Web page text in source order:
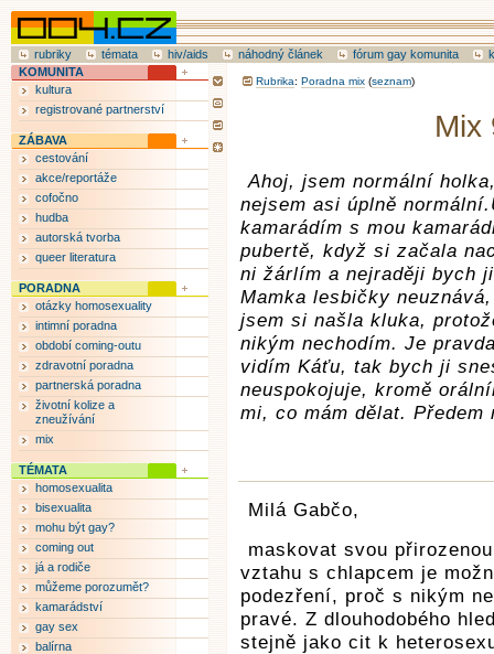
rubriky témata hiv/aids náhodný článek fórum gay komunita
Rubrika: Poradna mix (seznam)
Mix
Ahoj, jsem normální
nejsem asi úplně
kamarádím s mou
pubertě, když si začala
ni žárlím a nejraději bych
Mamka lesbičky
jsem si našla kluka,
nikým nechodím. Je
vidím Káťu, tak bych ji
neuspokojuje, kromě
mi, co mám dělat. Předem
Milá Gabčo,
maskovat svou
vztahu s chlapcem je
podezření, proč s nikým
pravé. Z dlouhodobého
stejně jako cit k
KOMUNITA
kultura
registrované partnerství
ZÁBAVA
cestování
akce/reportáže
cofočno
hudba
autorská tvorba
queer literatura
PORADNA
otázky homosexuality
intimní poradna
období coming-outu
zdravotní poradna
partnerská poradna
životní kolize a
zneužívání
mix
TÉMATA
homosexualita
bisexualita
mohu být gay?
coming out
já a rodiče
můžeme porozumět?
kamarádství
gay sex
balírna